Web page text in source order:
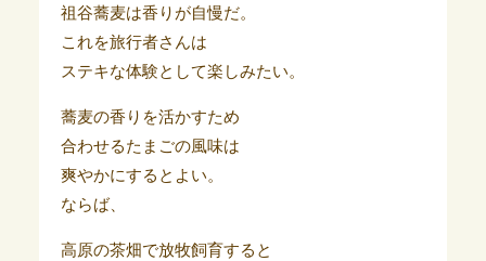
祖谷蕎麦は香りが自慢だ。
これを旅行者さんは
ステキな体験として楽しみたい。
蕎麦の香りを活かすため
合わせるたまごの風味は
爽やかにするとよい。
ならば、
高原の茶畑で放牧飼育すると